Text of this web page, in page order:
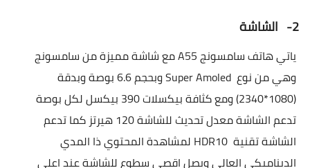
2- الشاشة
ياتي هاتف سامسونجA55مع شاشة مميزة من سامسونج
وهي من نوع Super Amoled
وبحجم 6.6 بوصة وبدقة
(1080*2340) ومع كثافة بيكسلات 390 بيكسل لكل بوصة
تدعم الشاشة معدل تحديث للشاشة 120 هيرتز كما تدعم
الشاشة تقنية HDR10 لمشاهدة المحتوي ذا المدي
الديناميكي العالي ويصل اقصي سطوع للشاشة عند اعلي